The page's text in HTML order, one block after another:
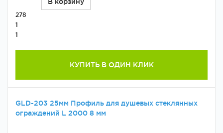
278
1
1
КУПИТЬ В ОДИН КЛИК
GLD-203 25мм Профиль для душевых стеклянных
ограждений L 2000 8 мм